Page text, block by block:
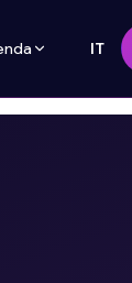
IT